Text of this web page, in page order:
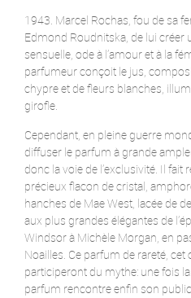
1943. Marcel Rochas, fou de sa
Edmond Roudnitska, de lui créer
sensuelle, ode à l’amour et à la
parfumeur conçoit le jus,
chypre et de fleurs blanches,
girofle.
Cependant, en pleine guerre
diffuser le parfum à grande
donc la voie de l’exclusivité. Il fait
précieux flacon de cristal,
hanches de Mae West, lacée de
aux plus grandes élégantes de
Windsor à Michèle Morgan, en
Noailles. Ce parfum de rareté, cet
participeront du mythe: une fois
parfum rencontre enfin son